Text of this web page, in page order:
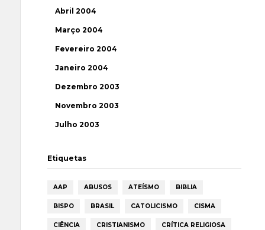
Abril 2004
Março 2004
Fevereiro 2004
Janeiro 2004
Dezembro 2003
Novembro 2003
Julho 2003
Etiquetas
AAP ABUSOS ATEÍSMO BIBLIA
BISPO BRASIL CATOLICISMO CISMA
CIÊNCIA CRISTIANISMO CRÍTICA RELIGIOSA